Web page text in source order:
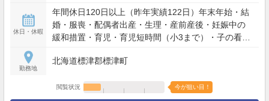
休日・休暇
年間休日120日以上（昨年実績122日）年末年始・結
婚・服喪・配偶者出産・生理・産前産後・妊娠中の
緩和措置・育児・育児短時間（小3まで）・子の看
勤務地
北海道標津郡標津町
閲覧状況 今が狙い目！